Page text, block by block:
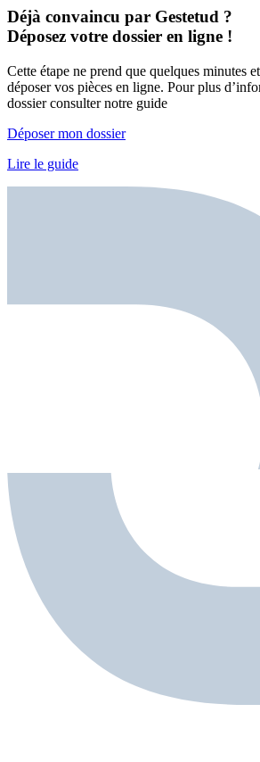
Déjà convaincu par Gestetud ?
Déposez votre dossier en ligne !
Cette étape ne prend que quelques minutes
déposer vos pièces en ligne. Pour plus
dossier consulter notre guide
Déposer mon dossier
Lire le guide